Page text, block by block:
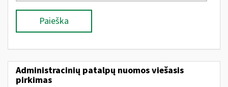
Paieška
Administracinių patalpų nuomos viešasis
pirkimas